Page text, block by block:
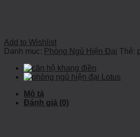
Add to Wishlist
Danh mục: Phòng Ngủ Hiện Đại Thẻ:
Mô tả
Đánh giá (0)